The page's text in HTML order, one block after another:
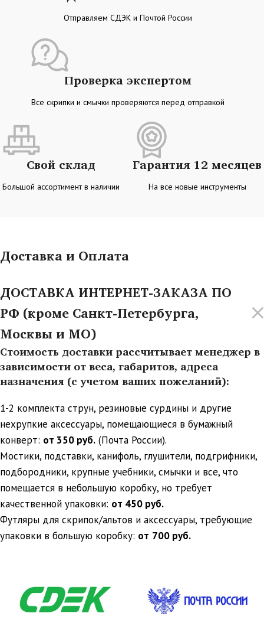
Отправляем СДЭК и Почтой России
Проверка экспертом
Все скрипки и смычки проверяются перед отправкой
Свой склад
Большой ассортимент в наличии
Гарантия 12 месяцев
На все новые инструменты
Доставка и Оплата
ДОСТАВКА ИНТЕРНЕТ-ЗАКАЗА ПО
РФ (кроме Санкт-Петербурга,
Москвы и МО)
Стоимость доставки рассчитывает менеджер в
зависимости от веса, габаритов, адреса
назначения (с учетом ваших пожеланий):
1-2 комплекта струн, резиновые сурдины и другие
нехрупкие аксессуары, помещающиеся в бумажный
конверт: от 350 руб. (Почта России).
Мостики, подставки, канифоль, глушители, подгрифники,
подбородники, крупные учебники, смычки и все, что
помещается в небольшую коробку, но требует
качественной упаковки: от 450 руб.
Футляры для скрипок/альтов и аксессуары, требующие
упаковки в большую коробку: от 700 руб.